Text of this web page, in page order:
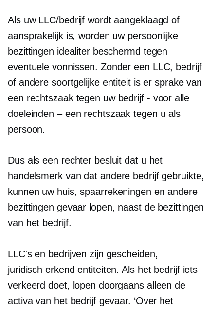
Als uw LLC/bedrijf wordt aangeklaagd of
aansprakelijk is, worden uw persoonlijke
bezittingen idealiter beschermd tegen
eventuele vonnissen. Zonder een LLC, bedrijf
of andere soortgelijke entiteit is er sprake van
een rechtszaak tegen uw bedrijf - voor alle
doeleinden – een rechtszaak tegen u als
persoon.
Dus als een rechter besluit dat u het
handelsmerk van dat andere bedrijf gebruikte,
kunnen uw huis, spaarrekeningen en andere
bezittingen gevaar lopen, naast de bezittingen
van het bedrijf.
LLC's en bedrijven zijn gescheiden,
juridisch erkend entiteiten. Als het bedrijf iets
verkeerd doet, lopen doorgaans alleen de
activa van het bedrijf gevaar. ‘Over het